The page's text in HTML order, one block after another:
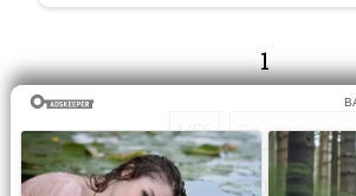
1
1/56 Следующая
Перейти на страницу: